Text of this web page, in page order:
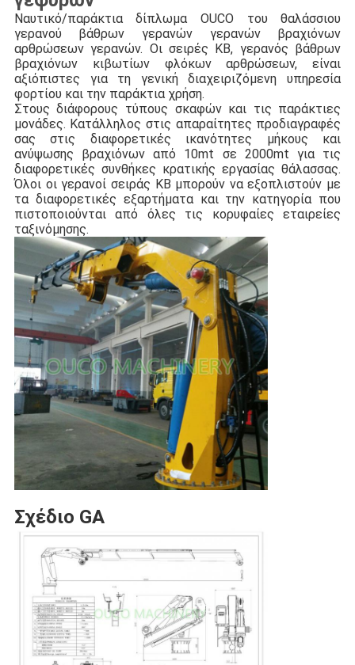
Ναυτικό/παράκτια δίπλωμα OUCO του θαλάσσιου
γερανού βάθρων γερανών γερανών βραχιόνων
αρθρώσεων γερανών. Οι σειρές KB, γερανός βάθρων
βραχιόνων κιβωτίων φλόκων αρθρώσεων, είναι
αξιόπιστες για τη γενική διαχειριζόμενη υπηρεσία
φορτίου και την παράκτια χρήση.
Στους διάφορους τύπους σκαφών και τις παράκτιες
μονάδες. Κατάλληλος στις απαραίτητες προδιαγραφές
σας στις διαφορετικές ικανότητες μήκους και
ανύψωσης βραχιόνων από 10mt σε 2000mt για τις
διαφορετικές συνθήκες κρατικής εργασίας θάλασσας.
Όλοι οι γερανοί σειράς KB μπορούν να εξοπλιστούν με
τα διαφορετικές εξαρτήματα και την κατηγορία που
πιστοποιούνται από όλες τις κορυφαίες εταιρείες
ταξινόμησης.
Σχέδιο GA